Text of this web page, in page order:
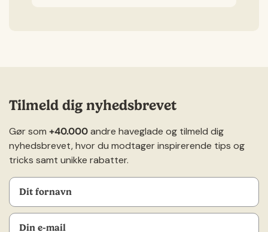
Tilmeld dig nyhedsbrevet
Gør som +40.000andre haveglade og tilmeld dig
nyhedsbrevet, hvor du modtager inspirerende tips og
tricks samt unikke rabatter.